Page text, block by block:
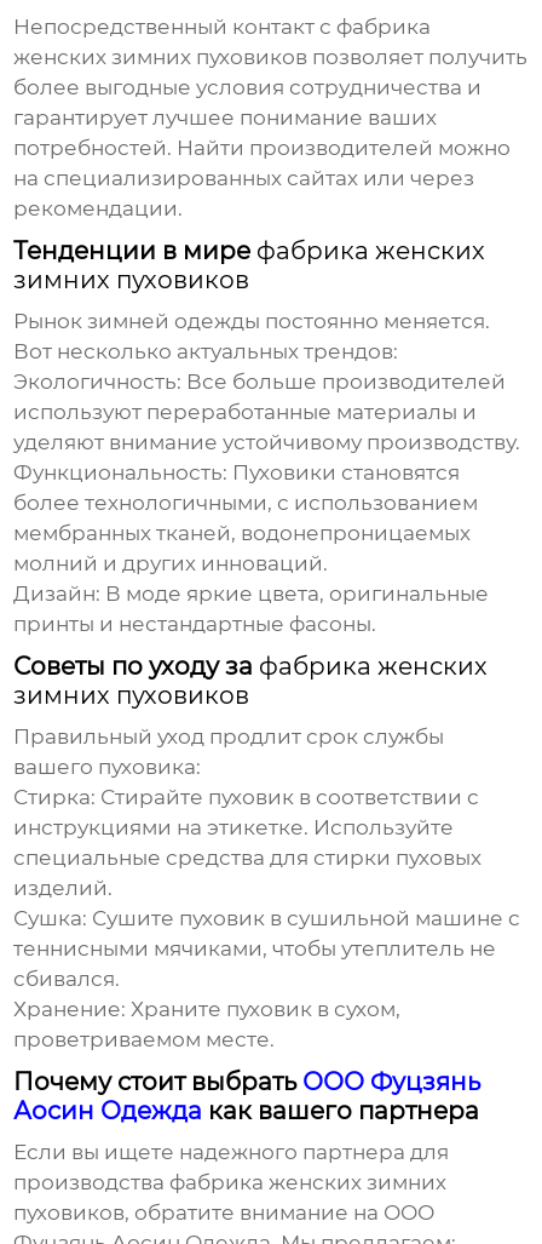
Непосредственный контакт с фабрика
женских зимних пуховиков позволяет получить
более выгодные условия сотрудничества и
гарантирует лучшее понимание ваших
потребностей. Найти производителей можно
на специализированных сайтах или через
рекомендации.
Тенденции в мире фабрика женских
зимних пуховиков
Рынок зимней одежды постоянно меняется.
Вот несколько актуальных трендов:
Экологичность: Все больше производителей
используют переработанные материалы и
уделяют внимание устойчивому производству.
Функциональность: Пуховики становятся
более технологичными, с использованием
мембранных тканей, водонепроницаемых
молний и других инноваций.
Дизайн: В моде яркие цвета, оригинальные
принты и нестандартные фасоны.
Советы по уходу за фабрика женских
зимних пуховиков
Правильный уход продлит срок службы
вашего пуховика:
Стирка: Стирайте пуховик в соответствии с
инструкциями на этикетке. Используйте
специальные средства для стирки пуховых
изделий.
Сушка: Сушите пуховик в сушильной машине с
теннисными мячиками, чтобы утеплитель не
сбивался.
Хранение: Храните пуховик в сухом,
проветриваемом месте.
Почему стоит выбрать ООО Фуцзянь
Аосин Одежда как вашего партнера
Если вы ищете надежного партнера для
производства фабрика женских зимних
пуховиков, обратите внимание на ООО